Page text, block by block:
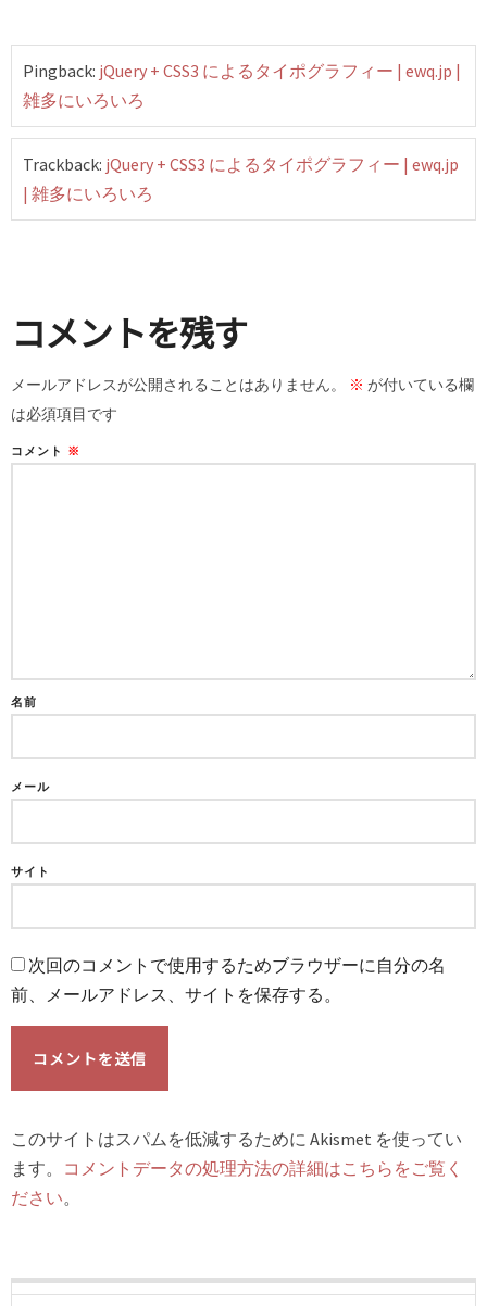
Pingback: jQuery + CSS3 によるタイポグラフィー | ewq.jp |
雑多にいろいろ
Trackback: jQuery + CSS3 によるタイポグラフィー | ewq.jp
| 雑多にいろいろ
コメントを残す
メールアドレスが公開されることはありません。 ※ が付いている欄
は必須項目です
コメント ※
名前
メール
サイト
次回のコメントで使用するためブラウザーに自分の名
前、メールアドレス、サイトを保存する。
このサイトはスパムを低減するために Akismet を使ってい
ます。 コメントデータの処理方法の詳細はこちらをご覧く
ださい。